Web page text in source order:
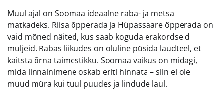
Muul ajal on Soomaa ideaalne raba- ja metsa
matkadeks. Riisa õpperada ja Hüpassaare õpperada on
vaid mõned näited, kus saab koguda erakordseid
muljeid. Rabas liikudes on oluline püsida laudteel, et
kaitsta õrna taimestikku. Soomaa vaikus on midagi,
mida linnainimene oskab eriti hinnata – siin ei ole
muud müra kui tuul puudes ja lindude laul.